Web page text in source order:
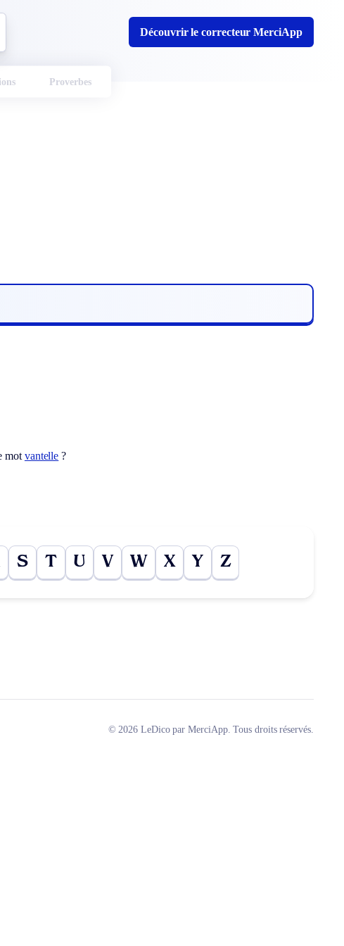
Découvrir le correcteur MerciApp
Proverbes
mot vantelle ?
S T U V W X Y Z
© 2026 LeDico par MerciApp. Tous droits réservés.